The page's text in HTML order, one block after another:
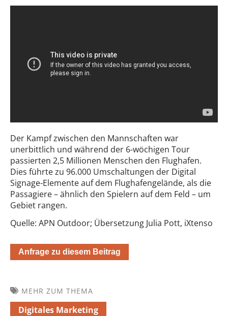
Der Kampf zwischen den Mannschaften war
unerbittlich und während der 6-wöchigen Tour
passierten 2,5 Millionen Menschen den Flughafen.
Dies führte zu 96.000 Umschaltungen der Digital
Signage-Elemente auf dem Flughafengelände, als die
Passagiere – ähnlich den Spielern auf dem Feld – um
Gebiet rangen.
Quelle: APN Outdoor; Übersetzung Julia Pott, iXtenso
Anfrage zu diesem Beitrag
MEHR ZUM THEMA
Digitales Marketing